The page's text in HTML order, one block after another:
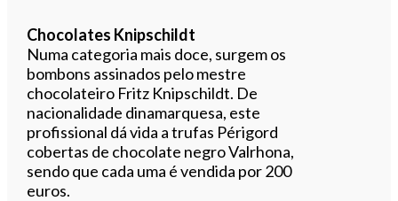
Chocolates Knipschildt
Numa categoria mais doce, surgem os
bombons assinados pelo mestre
chocolateiro Fritz Knipschildt. De
nacionalidade dinamarquesa, este
profissional dá vida a trufas Périgord
cobertas de chocolate negro Valrhona,
sendo que cada uma é vendida por 200
euros.